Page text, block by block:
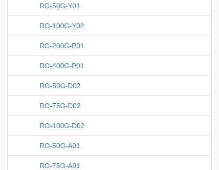
RO-50G-Y01
RO-100G-Y02
RO-200G-P01
RO-400G-P01
RO-50G-D02
RO-75G-D02
RO-100G-D02
RO-50G-A01
RO-75G-A01